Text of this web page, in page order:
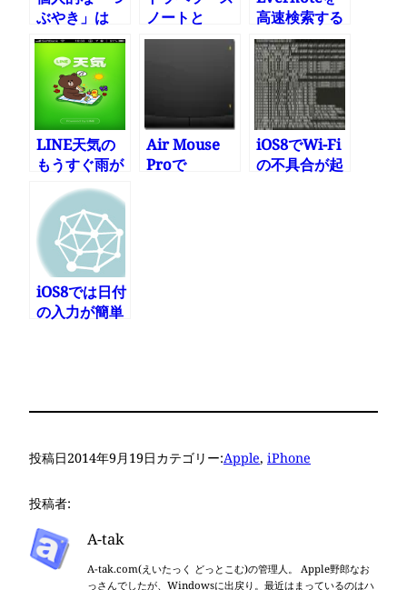
ぶやき」は
Day Oneへ
ノートと
iPhoneだけ
高速検索する
withEverが
便利
LINE天気の
もうすぐ雨が
降る通知が便
利
Air Mouse
Proで
iOS8でWi-Fi
の不具合が起
iOS8では日付
の入力が簡単
投稿日2014年9月19日カテゴリー:Apple, iPhone
投稿者:
A-tak
A-tak.com(えいたっく どっとこむ)の管理人。 Apple野郎なお
っさんでしたが、Windowsに出戻り。最近はまっているのはハ